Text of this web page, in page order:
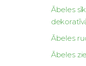
Ābeles
Ābeles
Ābeles